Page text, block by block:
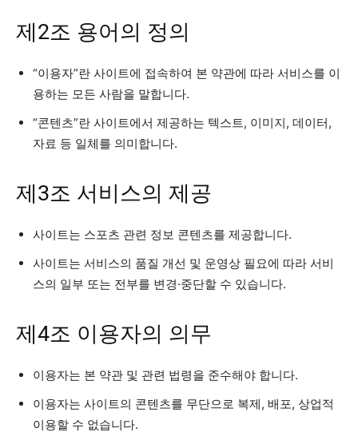
제2조 용어의 정의
“이용자”란 사이트에 접속하여 본 약관에 따라 서비스를 이
용하는 모든 사람을 말합니다.
“콘텐츠”란 사이트에서 제공하는 텍스트, 이미지, 데이터,
자료 등 일체를 의미합니다.
제3조 서비스의 제공
사이트는 스포츠 관련 정보 콘텐츠를 제공합니다.
사이트는 서비스의 품질 개선 및 운영상 필요에 따라 서비
스의 일부 또는 전부를 변경·중단할 수 있습니다.
제4조 이용자의 의무
이용자는 본 약관 및 관련 법령을 준수해야 합니다.
이용자는 사이트의 콘텐츠를 무단으로 복제, 배포, 상업적
이용할 수 없습니다.